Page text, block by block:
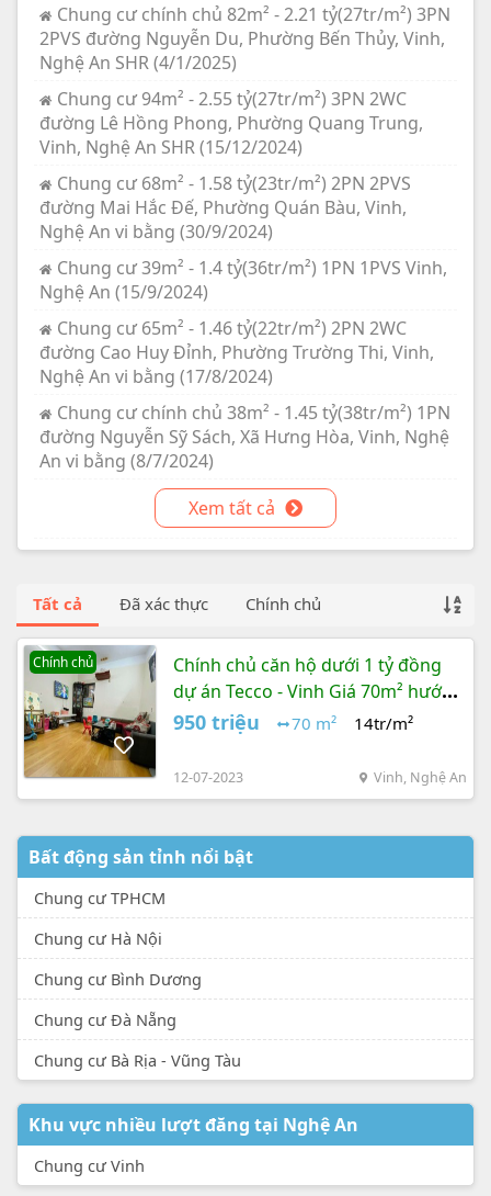
Chung cư chính chủ 82m² - 2.21 tỷ(27tr/m²) 3PN
2PVS đường Nguyễn Du, Phường Bến Thủy, Vinh,
Nghệ An SHR (4/1/2025)
Chung cư 94m² - 2.55 tỷ(27tr/m²) 3PN 2WC
đường Lê Hồng Phong, Phường Quang Trung,
Vinh, Nghệ An SHR (15/12/2024)
Chung cư 68m² - 1.58 tỷ(23tr/m²) 2PN 2PVS
đường Mai Hắc Đế, Phường Quán Bàu, Vinh,
Nghệ An vi bằng (30/9/2024)
Chung cư 39m² - 1.4 tỷ(36tr/m²) 1PN 1PVS Vinh,
Nghệ An (15/9/2024)
Chung cư 65m² - 1.46 tỷ(22tr/m²) 2PN 2WC
đường Cao Huy Đỉnh, Phường Trường Thi, Vinh,
Nghệ An vi bằng (17/8/2024)
Chung cư chính chủ 38m² - 1.45 tỷ(38tr/m²) 1PN
đường Nguyễn Sỹ Sách, Xã Hưng Hòa, Vinh, Nghệ
An vi bằng (8/7/2024)
Xem tất cả
Tất cả Đã xác thực Chính chủ
Chính chủ
Chính chủ căn hộ dưới 1 tỷ đồng
dự án Tecco - Vinh Giá 70m² hướng
Đông Nam
950 triệu 70 m² 14tr/m²
12-07-2023 Vinh, Nghệ An
Bất động sản tỉnh nổi bật
Chung cư TPHCM
Chung cư Hà Nội
Chung cư Bình Dương
Chung cư Đà Nẵng
Chung cư Bà Rịa - Vũng Tàu
Khu vực nhiều lượt đăng tại Nghệ An
Chung cư Vinh